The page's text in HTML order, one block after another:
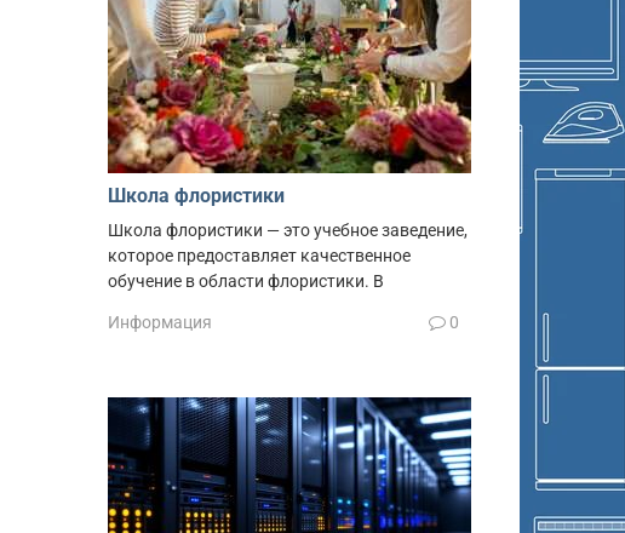
Школа флористики
Школа флористики — это учебное заведение,
которое предоставляет качественное
обучение в области флористики. В
Информация 0